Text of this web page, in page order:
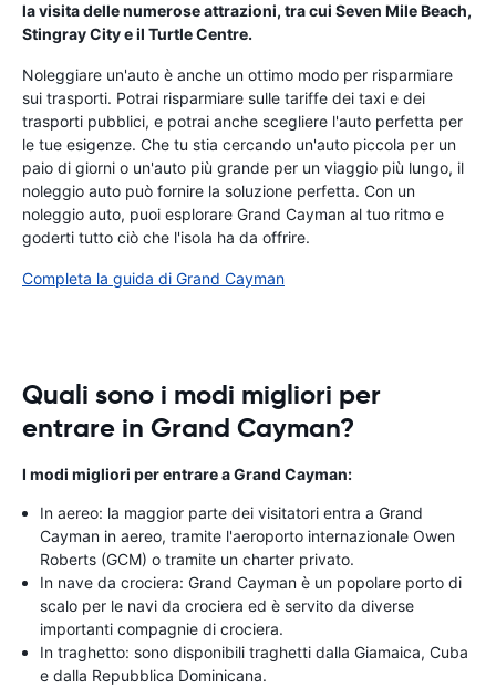
la visita delle numerose attrazioni, tra cui Seven Mile Beach,
Stingray City e il Turtle Centre.
Noleggiare un'auto è anche un ottimo modo per risparmiare
sui trasporti. Potrai risparmiare sulle tariffe dei taxi e dei
trasporti pubblici, e potrai anche scegliere l'auto perfetta per
le tue esigenze. Che tu stia cercando un'auto piccola per un
paio di giorni o un'auto più grande per un viaggio più lungo, il
noleggio auto può fornire la soluzione perfetta. Con un
noleggio auto, puoi esplorare Grand Cayman al tuo ritmo e
goderti tutto ciò che l'isola ha da offrire.
Completa la guida di Grand Cayman
Quali sono i modi migliori per
entrare in Grand Cayman?
I modi migliori per entrare a Grand Cayman:
In aereo: la maggior parte dei visitatori entra a Grand
Cayman in aereo, tramite l'aeroporto internazionale Owen
Roberts (GCM) o tramite un charter privato.
In nave da crociera: Grand Cayman è un popolare porto di
scalo per le navi da crociera ed è servito da diverse
importanti compagnie di crociera.
In traghetto: sono disponibili traghetti dalla Giamaica, Cuba
e dalla Repubblica Dominicana.